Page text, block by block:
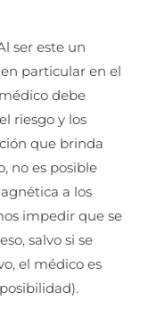
ser este un
particular en el
debe
riesgo y los
que brinda
no es posible
a los
impedir que se
salvo si se
el médico es